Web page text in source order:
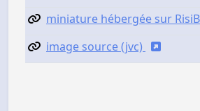
miniature hébergée sur
image source (jvc)